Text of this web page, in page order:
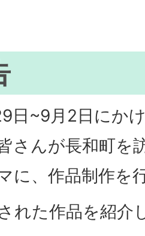
日~9月2日にか
さんが長和町を
に、作品制作を
れた作品を紹介